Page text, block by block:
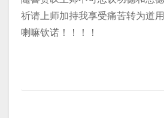
祈请上师加持我享受痛苦转为道用
喇嘛钦诺！！！！